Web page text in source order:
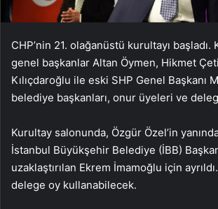
CHP’nin 21. olağanüstü kurultayı
genel başkanlar Altan Öymen, Hikmet
Kılıçdaroğlu ile eski SHP Genel Başkanı
belediye başkanları, onur üyeleri ve
Kurultay salonunda, Özgür Özel’in
İstanbul Büyükşehir Belediye (İBB)
uzaklaştırılan Ekrem İmamoğlu için
delege oy kullanabilecek.